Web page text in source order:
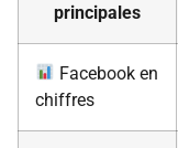
principales
Facebook en
chiffres